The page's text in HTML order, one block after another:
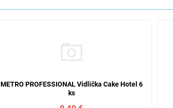
METRO PROFESSIONAL Vidlička Cake Hotel 6
ks